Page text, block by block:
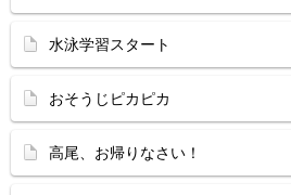
水泳学習スタート
おそうじピカピカ
高尾、お帰りなさい！